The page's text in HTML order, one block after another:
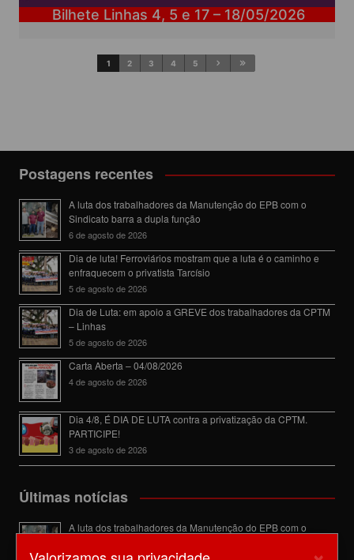
Bilhete Linhas 4, 5 e 17 – 18/05/2026
1 2 3 4 5
Postagens recentes
A luta dos trabalhadores da Manutenção do EPB com o
Sindicato barra a dupla função
6 de agosto de 2026
Dia de luta! Ferroviários mostram que a luta é o caminho e
enfraquecem o privatista Tarcísio
5 de agosto de 2026
Dia de Luta: em apoio a GREVE dos trabalhadores da CPTM
– Linhas
5 de agosto de 2026
Carta Aberta – 04/08/2026
4 de agosto de 2026
Dia 4/8, É DIA DE LUTA contra a privatização da CPTM.
PARTICIPE!
3 de agosto de 2026
Últimas notícias
A luta dos trabalhadores da Manutenção do EPB com o